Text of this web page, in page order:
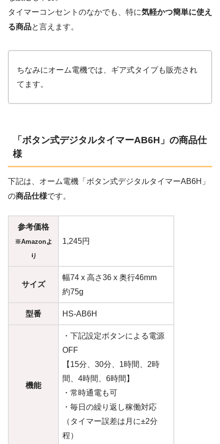
タイマーコンセントのなかでも、特に気軽かつ簡単に使え
る商品と言えます。
ちなみにオーム電機では、ギア式タイプも販売され
てます。
「ボタン式デジタルタイマーAB6H」の商品仕
様
下記は、オーム電機「ボタン式デジタルタイマーAB6H」
の商品仕様です。
参考価格
※Amazonよ
り
1,245円
サイズ
幅74 x 高さ36 x 奥行46mm
約75g
型番 HS-AB6H
機能
・下記設定ボタンによる電源
OFF
【15分、30分、1時間、2時
間、4時間、6時間】
・常時通電も可
・毎日の繰り返し稼働対応
（タイマー誤差は月に±2分
程）